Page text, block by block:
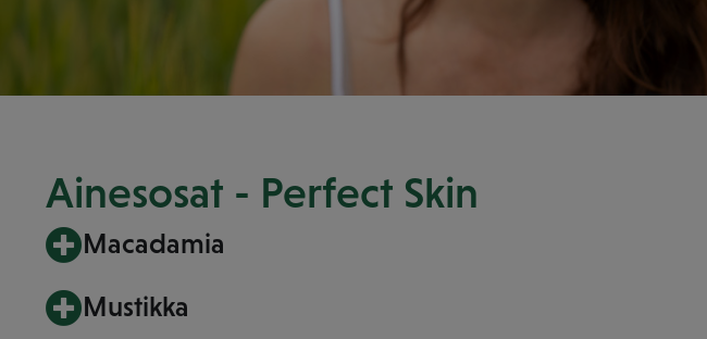
Ainesosat - Perfect Skin
Macadamia
Mustikka